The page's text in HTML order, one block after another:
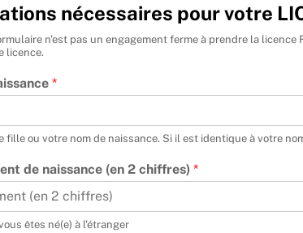
nécessaires pour votre
n'est pas un engagement ferme à prendre la
licence.
*
fille ou votre nom de naissance. Si il est identique à votre
de naissance (en 2 chiffres) *
êtes né(e) à l'étranger